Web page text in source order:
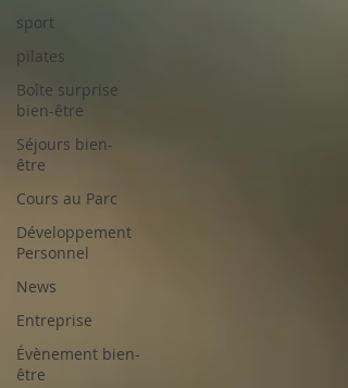
sport
pilates
Boîte surprise
bien-être
Séjours bien-
être
Cours au Parc
Développement
Personnel
News
Entreprise
Évènement bien-
être